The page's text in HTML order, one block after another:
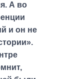
А во
и он не